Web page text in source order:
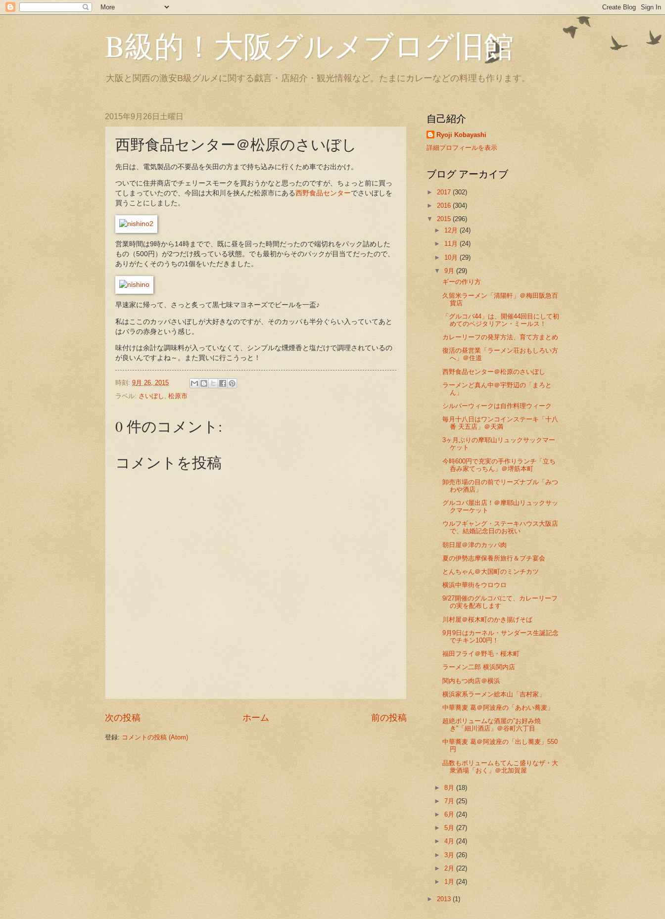
B級的！大阪グルメブログ旧館
大阪と関西の激安B級グルメに関する戯言・店紹介・観光情報など。たまにカレーなどの料理も作ります。
2015年9月26日土曜日
西野食品センター＠松原のさいぼし
先日は、電気製品の不要品を矢田の方まで持ち込みに行くため車でお出かけ。
ついでに住井商店でチェリースモークを買おうかなと思ったのですが、ちょっと前に買っ
てしまっていたので、今回は大和川を挟んだ松原市にある西野食品センターでさいぼしを
買うことにしました。
営業時間は9時から14時までで、既に昼を回った時間だったので端切れをパック詰めした
もの（500円）が2つだけ残っている状態。でも最初からそのパックが目当てだったので、
ありがたくそのうちの1個をいただきました。
早速家に帰って、さっと炙って黒七味マヨネーズでビールを一盃♪
私はここのカッパさいぼしが大好きなのですが、そのカッパも半分ぐらい入っていてあと
はバラの赤身という感じ。
味付けは余計な調味料が入っていなくて、シンプルな燻煙香と塩だけで調理されているの
が良いんですよね～。また買いに行こうっと！
時刻: 9月 26, 2015
ラベル: さいぼし , 松原市
0 件のコメント:
コメントを投稿
次の投稿 前の投稿
ホーム
登録: コメントの投稿 (Atom)
自己紹介
Ryoji Kobayashi
詳細プロフィールを表示
ブログ アーカイブ
► 2017 (302)
► 2016 (304)
▼ 2015 (296)
► 12月(24)
► 11月(24)
► 10月(29)
▼9月(29)
ギーの作り方
久留米ラーメン「清陽軒」＠梅田阪急百
貨店
「グルコバ44」は、開催44回目にして初
めてのベジタリアン・ミールス！
カレーリーフの発芽方法、育て方まとめ
復活の昼営業「ラーメン荘おもしろい方
へ」＠住道
西野食品センター＠松原のさいぼし
ラーメンど真ん中＠宇野辺の「まろと
ん」
シルバーウィークは自作料理ウィーク
毎月十八日はワンコインステーキ「十八
番 天五店」＠天満
3ヶ月ぶりの摩耶山リュックサックマー
ケット
今時600円で充実の手作りランチ「立ち
呑み家てっちん」＠堺筋本町
卸売市場の目の前でリーズナブル「みつ
わや酒店」
グルコバ屋出店！＠摩耶山リュックサッ
クマーケット
ウルフギャング・ステーキハウス大阪店
で、結婚記念日のお祝い
朝日屋＠津のカッパ肉
夏の伊勢志摩保養所旅行＆プチ宴会
とんちゃん＠大国町のミンチカツ
横浜中華街をウロウロ
9/27開催のグルコバにて、カレーリーフ
の実を配布します
川村屋＠桜木町のかき揚げそば
9月9日はカーネル・サンダース生誕記念
でチキン100円！
福田フライ＠野毛・桜木町
ラーメン二郎 横浜関内店
関内もつ肉店＠横浜
横浜家系ラーメン総本山「吉村家」
中華蕎麦 葛＠阿波座の「あわい蕎麦」
超絶ボリュームな酒屋の”お好み焼
き”「細川酒店」＠谷町六丁目
中華蕎麦 葛＠阿波座の「出し蕎麦」550
円
品数もボリュームもてんこ盛りなザ・大
衆酒場「おく」＠北加賀屋
►8月(18)
►7月(25)
►6月(24)
►5月(27)
►4月(24)
►3月(26)
►2月(22)
► 1月(24)
► 2013 (1)